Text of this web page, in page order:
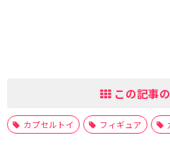
この記事
カプセルトイ フィギュア